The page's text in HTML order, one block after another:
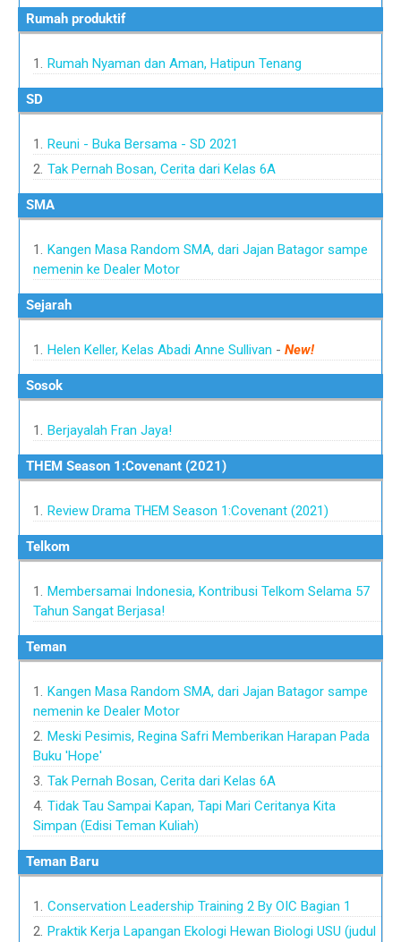
Rumah produktif
Rumah Nyaman dan Aman, Hatipun Tenang
SD
Reuni - Buka Bersama - SD 2021
Tak Pernah Bosan, Cerita dari Kelas 6A
SMA
Kangen Masa Random SMA, dari Jajan Batagor sampe
nemenin ke Dealer Motor
Sejarah
Helen Keller, Kelas Abadi Anne Sullivan -New!
Sosok
Berjayalah Fran Jaya!
THEM Season 1:Covenant (2021)
Review Drama THEM Season 1:Covenant (2021)
Telkom
Membersamai Indonesia, Kontribusi Telkom Selama 57
Tahun Sangat Berjasa!
Teman
Kangen Masa Random SMA, dari Jajan Batagor sampe
nemenin ke Dealer Motor
Meski Pesimis, Regina Safri Memberikan Harapan Pada
Buku 'Hope'
Tak Pernah Bosan, Cerita dari Kelas 6A
Tidak Tau Sampai Kapan, Tapi Mari Ceritanya Kita
Simpan (Edisi Teman Kuliah)
Teman Baru
Conservation Leadership Training 2 By OIC Bagian 1
Praktik Kerja Lapangan Ekologi Hewan Biologi USU (judul